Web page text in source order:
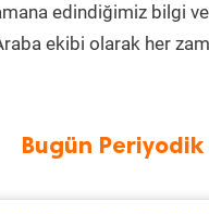
edindiğimiz bilgi
ekibi olarak her
Bugün